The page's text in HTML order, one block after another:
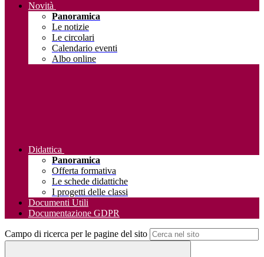
Novità
Panoramica
Le notizie
Le circolari
Calendario eventi
Albo online
Didattica
Panoramica
Offerta formativa
Le schede didattiche
I progetti delle classi
Documenti Utili
Documentazione GDPR
Campo di ricerca per le pagine del sito